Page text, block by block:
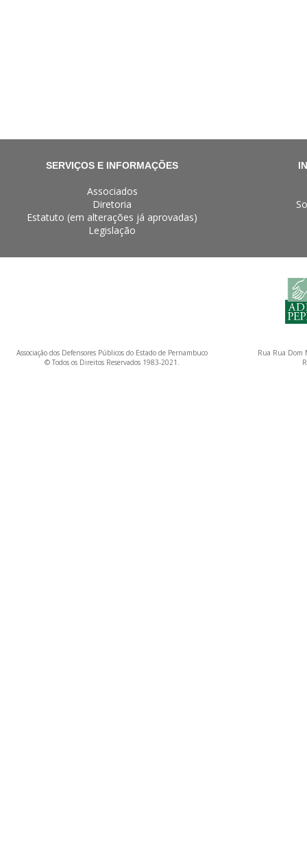
SERVIÇOS E INFORMAÇÕES
Associados
Diretoria
Estatuto (em alterações já aprovadas)
Legislação
Associação dos Defensores Públicos do Estado de Pernambuco
© Todos os Direitos Reservados 1983-2021.
Rua Rua Dom